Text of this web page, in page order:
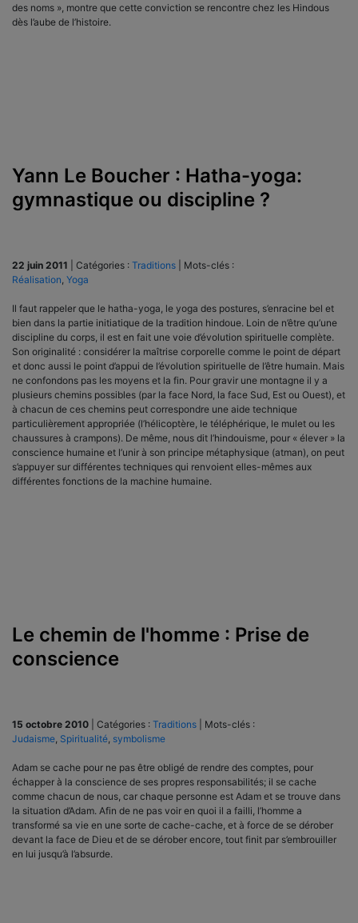
des noms », montre que cette conviction se rencontre chez les Hindous
dès l’aube de l’histoire.
Yann Le Boucher : Hatha-yoga:
gymnastique ou discipline ?
22 juin 2011 Catégories : Traditions
Mots-clés :
Réalisation, Yoga
Il faut rappeler que le hatha-yoga, le yoga des postures, s’enracine bel et
bien dans la partie initiatique de la tradition hindoue. Loin de n’être qu’une
discipline du corps, il est en fait une voie d’évolution spirituelle complète.
Son originalité : considérer la maîtrise corporelle comme le point de départ
et donc aussi le point d’appui de l’évolution spirituelle de l’être humain. Mais
ne confondons pas les moyens et la fin. Pour gravir une montagne il y a
plusieurs chemins possibles (par la face Nord, la face Sud, Est ou Ouest), et
à chacun de ces chemins peut correspondre une aide technique
particulièrement appropriée (l’hélicoptère, le téléphérique, le mulet ou les
chaussures à crampons). De même, nous dit l’hindouisme, pour « élever » la
conscience humaine et l’unir à son principe métaphysique (atman), on peut
s’appuyer sur différentes techniques qui renvoient elles-mêmes aux
différentes fonctions de la machine humaine.
Le chemin de l'homme : Prise de
conscience
15 octobre 2010 Catégories : Traditions
Mots-clés :
Judaisme, Spiritualité, symbolisme
Adam se cache pour ne pas être obligé de rendre des comptes, pour
échapper à la conscience de ses propres responsabilités; il se cache
comme chacun de nous, car chaque personne est Adam et se trouve dans
la situation d’Adam. Afin de ne pas voir en quoi il a failli, l’homme a
transformé sa vie en une sorte de cache-cache, et à force de se dérober
devant la face de Dieu et de se dérober encore, tout finit par s’embrouiller
en lui jusqu’à l’absurde.